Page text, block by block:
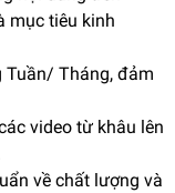
mục tiêu kinh
Tuần/ Tháng, đảm
video từ khâu lên
về chất lượng và